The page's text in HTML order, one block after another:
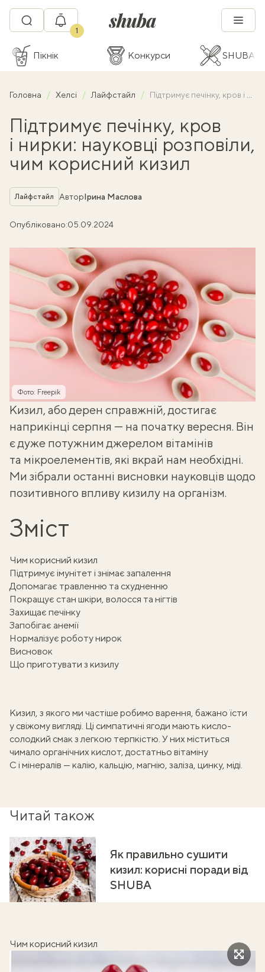
1
Пікнік Конкурси SHUBA
Головна Хелсі Лайфстайл Підтримує печінку, кров і нирки: науковці розповіли, чим корисний кизил
Підтримує печінку, кров
і нирки: науковці розповіли,
чим корисний кизил
Рубрика
Лайфстайл АвторІрина Маслова
Опубліковано:05.09.2024
Фото: Freepik
Кизил, або дерен справжній, достигає
наприкінці серпня — на початку вересня. Він
є дуже потужним джерелом вітамінів
та мікроелементів, які вкрай нам необхідні.
Ми зібрали останні висновки науковців щодо
позитивного впливу кизилу на організм.
Зміст
Чим корисний кизил
Підтримує імунітет і знімає запалення
Допомагає травленню та схудненню
Покращує стан шкіри, волосся та нігтів
Захищає печінку
Запобігає анемії
Нормалізує роботу нирок
Висновок
Що приготувати з кизилу
Кизил, з якого ми частішеробимо варення, бажано їсти
у свіжому вигляді. Ці симпатичні ягоди мають кисло-
солодкий смак з легкою терпкістю. У них міститься
чимало органічних кислот, достатньо вітаміну
С і мінералів — калію, кальцію, магнію, заліза, цинку, міді.
Читай також
Як правильно сушити
кизил: корисні поради від
SHUBA
Чим корисний кизил